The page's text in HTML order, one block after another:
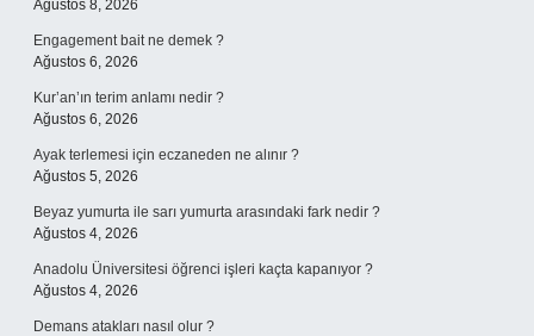
Ağustos 8, 2026
Engagement bait ne demek ?
Ağustos 6, 2026
Kur’an’ın terim anlamı nedir ?
Ağustos 6, 2026
Ayak terlemesi için eczaneden ne alınır ?
Ağustos 5, 2026
Beyaz yumurta ile sarı yumurta arasındaki fark nedir ?
Ağustos 4, 2026
Anadolu Üniversitesi öğrenci işleri kaçta kapanıyor ?
Ağustos 4, 2026
Demans atakları nasıl olur ?